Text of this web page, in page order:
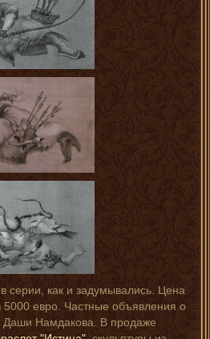
серии, как и задумывались. Цена
5000 евро. Частные объявления о
Даши Намдакова. В продаже